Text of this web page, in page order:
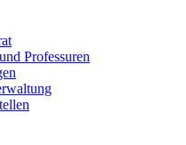
Professuren